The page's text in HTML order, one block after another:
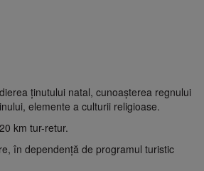
ținutului natal, cunoașterea regnului
elemente a culturii religioase.
km tur-retur.
în dependență de programul turistic